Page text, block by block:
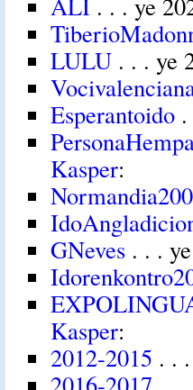
LULU. . . ye
Esperantoido.
Kasper:
GNeves. . .
Kasper:
2012-2015 . .